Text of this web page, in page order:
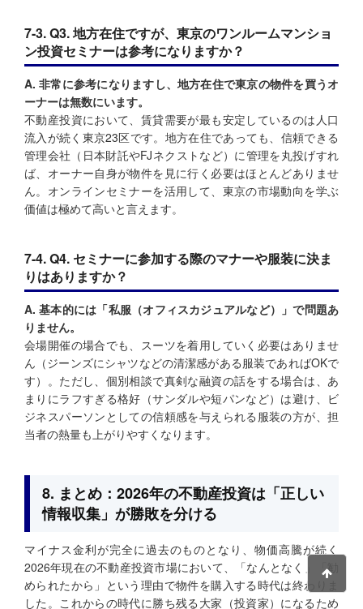
7-3. Q3. 地方在住ですが、東京のワンルームマンショ
ン投資セミナーは参考になりますか？
A. 非常に参考になりますし、地方在住で東京の物件を買うオ
ーナーは無数にいます。
不動産投資において、賃貸需要が最も安定しているのは人口
流入が続く東京23区です。地方在住であっても、信頼できる
管理会社（日本財託やFJネクストなど）に管理を丸投げすれ
ば、オーナー自身が物件を見に行く必要はほとんどありませ
ん。オンラインセミナーを活用して、東京の市場動向を学ぶ
価値は極めて高いと言えます。
7-4. Q4. セミナーに参加する際のマナーや服装に決ま
りはありますか？
A. 基本的には「私服（オフィスカジュアルなど）」で問題あ
りません。
会場開催の場合でも、スーツを着用していく必要はありませ
ん（ジーンズにシャツなどの清潔感がある服装であればOKで
す）。ただし、個別相談で真剣な融資の話をする場合は、あ
まりにラフすぎる格好（サンダルや短パンなど）は避け、ビ
ジネスパーソンとしての信頼感を与えられる服装の方が、担
当者の熱量も上がりやすくなります。
8. まとめ：2026年の不動産投資は「正しい
情報収集」が勝敗を分ける
マイナス金利が完全に過去のものとなり、物価高騰が続く
2026年現在の不動産投資市場において、「なんとなく」「勧
められたから」という理由で物件を購入する時代は終わりま
した。これからの時代に勝ち残る大家（投資家）になるため